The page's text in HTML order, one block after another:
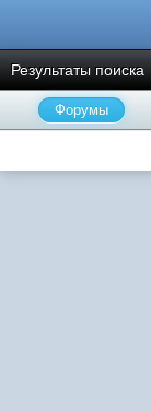
Результаты поиска
Форумы